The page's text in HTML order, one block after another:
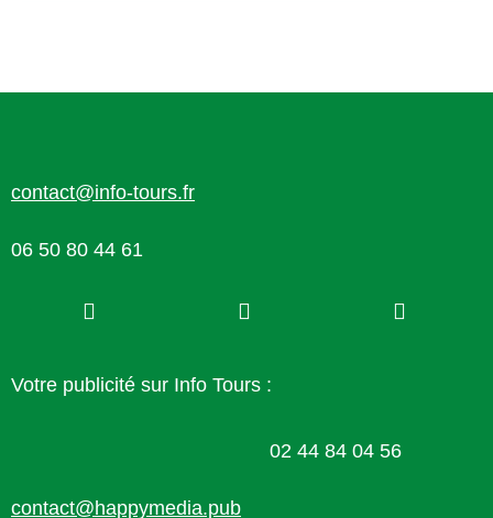
contact@info-tours.fr
06 50 80 44 61
Votre publicité sur Info Tours :
02 44 84 04 56
contact@happymedia.pub